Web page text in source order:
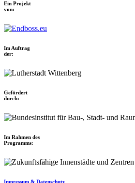
Ein Projekt
von:
Im Auftrag
der:
Gefördert
durch:
Im Rahmen des
Programms:
Impressum & Datenschutz